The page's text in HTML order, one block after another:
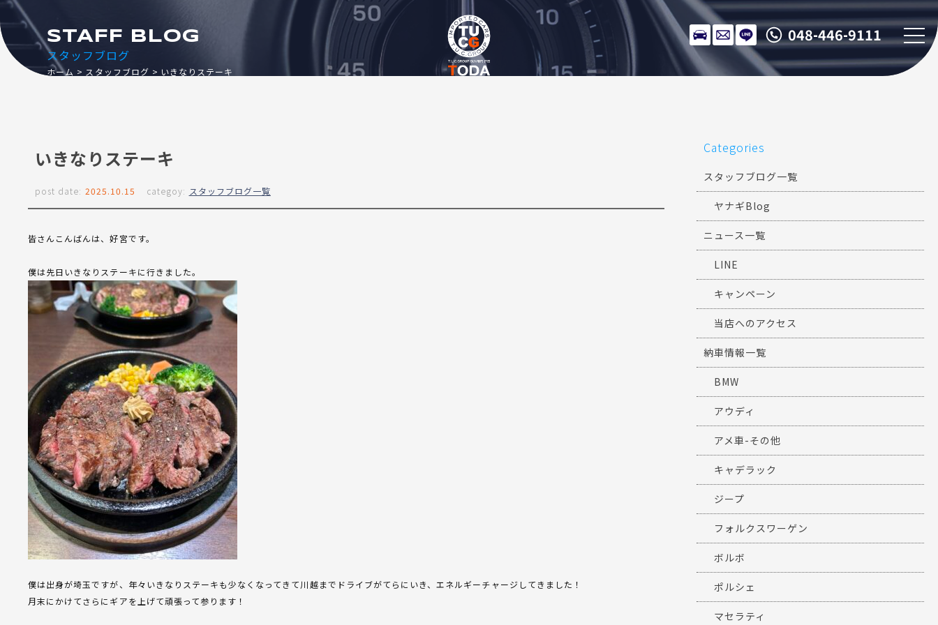
048-446-9111
スタッフブログ
STAFF BLOG
ホーム スタッフブログ いきなりステーキ ‎
いきなりステーキ ‎
post date: 2025.10.15 categoy: スタッフブログ一覧
皆さんこんばんは、好宮です。
僕は先日いきなりステーキに行きました。
僕は出身が埼玉ですが、年々いきなりステーキも少なくなってきて川越までドライブがてらにいき、エネルギーチャージしてきました！
月末にかけてさらにギアを上げて頑張って参ります！
Categories
スタッフブログ一覧
ヤナギBlog
ニュース一覧
LINE
キャンペーン
当店へのアクセス
納車情報一覧
BMW
アウディ
アメ車-その他
キャデラック
ジープ
フォルクスワーゲン
ボルボ
ポルシェ
マセラティ